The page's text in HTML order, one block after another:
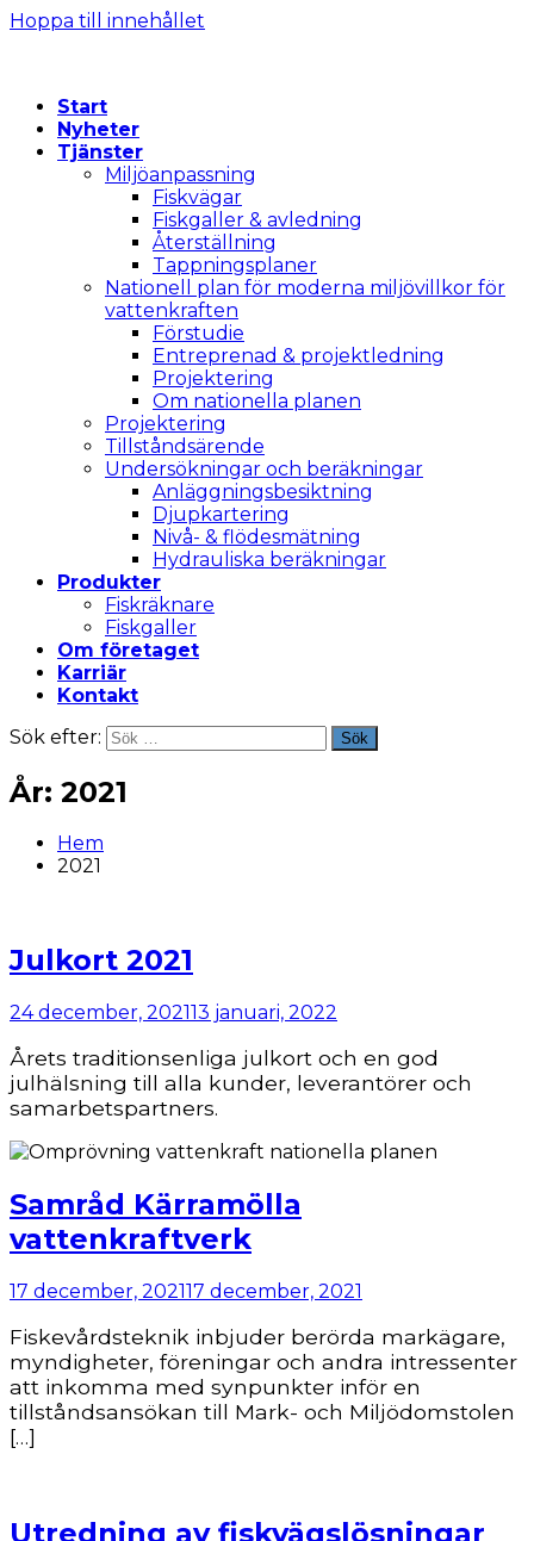
Hoppa till innehållet
Start
Nyheter
Tjänster
Miljöanpassning
Fiskvägar
Fiskgaller & avledning
Återställning
Tappningsplaner
Nationell plan för moderna miljövillkor för
vattenkraften
Förstudie
Entreprenad & projektledning
Projektering
Om nationella planen
Projektering
Tillståndsärende
Undersökningar och beräkningar
Anläggningsbesiktning
Djupkartering
Nivå- & flödesmätning
Hydrauliska beräkningar
Produkter
Fiskräknare
Fiskgaller
Om företaget
Karriär
Kontakt
Sök efter:
Sök
År: 2021
Hem
2021
Julkort 2021
24 december, 202113 januari, 2022
Årets traditionsenliga julkort och en god
julhälsning till alla kunder, leverantörer och
samarbetspartners.
Samråd Kärramölla
vattenkraftverk
17 december, 202117 december, 2021
Fiskevårdsteknik inbjuder berörda markägare,
myndigheter, föreningar och andra intressenter
att inkomma med synpunkter inför en
tillståndsansökan till Mark- och Miljödomstolen
[…]
Utredning av fiskvägslösningar